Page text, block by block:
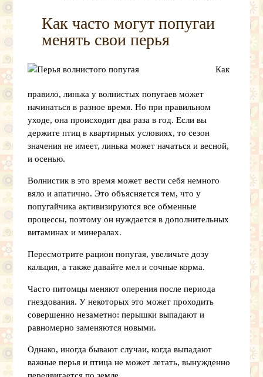
Как часто могут попугаи
менять свои перья
Как
правило, линька у волнистых попугаев может
начинаться в разное время. Но при правильном
уходе, она происходит два раза в год. Если вы
держите птиц в квартирных условиях, то сезон
значения не имеет, линька может начаться и весной,
и осенью.
Волнистик в это время может вести себя немного
вяло и апатично. Это объясняется тем, что у
попугайчика активизируются все обменные
процессы, поэтому он нуждается в дополнительных
витаминах и минералах.
Пересмотрите рацион попугая, увеличьте дозу
кальция, а также давайте мел и сочные корма.
Часто питомцы меняют оперения после периода
гнездования. У некоторых это может проходить
совершенно незаметно: перышки выпадают и
равномерно заменяются новыми.
Однако, иногда бывают случаи, когда выпадают
важные перья и птица не может летать, вынужденно